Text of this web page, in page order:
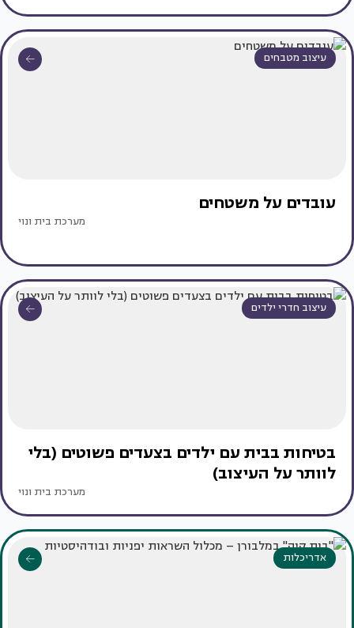
עיצוב מטבחים
עובדים על משטחים
מערכת בית ונוי
עיצוב חדרי ילדים
בטיחות בבית עם ילדים בצעדים פשוטים (בלי
לוותר על העיצוב)
מערכת בית ונוי
אדריכלות